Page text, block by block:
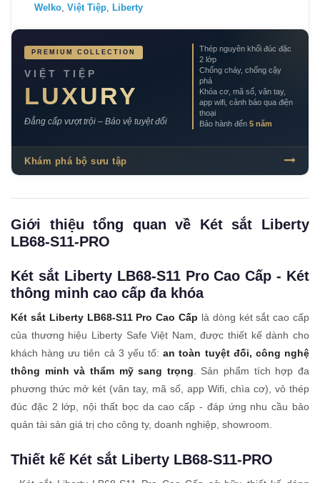
Welko Việt Tiệp Liberty
PREMIUM COLLECTION
VIỆT TIỆP
LUXURY
Đẳng cấp vượt trội – Bảo vệ tuyệt đối
Thép nguyên khối đúc đặc
2 lớp
Chống cháy, chống cậy
phá
Khóa cơ, mã số, vân tay,
app wifi, cảnh báo qua điện
thoại
Bảo hành đến 5 năm
Khám phá bộ sưu tập
Giới thiệu tổng quan về Két sắt Liberty
LB68-S11-PRO
Két sắt Liberty LB68-S11 Pro Cao Cấp - Két
thông minh cao cấp đa khóa
Két sắt Liberty LB68-S11 Pro Cao Cấp là dòng két sắt cao cấp
của thương hiệu Liberty Safe Việt Nam, được thiết kế dành cho
khách hàng ưu tiên cả 3 yếu tố:an toàn tuyệt đối, công nghệ
thông minh và thẩm mỹ sang trọng . Sản phẩm tích hợp đa
phương thức mở két (vân tay, mã số, app Wifi, chìa cơ), vỏ thép
đúc đặc 2 lớp, nội thất bọc da cao cấp - đáp ứng nhu cầu bảo
quản tài sản giá trị cho công ty, doanh nghiệp, showroom.
Thiết kế Két sắt Liberty LB68-S11-PRO